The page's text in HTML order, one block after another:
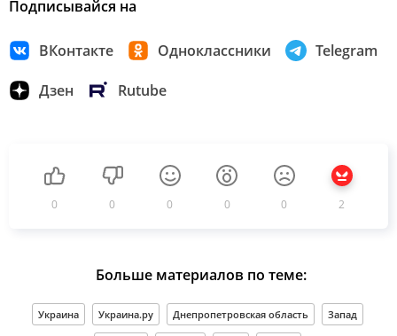
Подписывайся на
ВКонтакте Одноклассники Telegram
Дзен Rutube
0 0 0 0 0 2
Больше материалов по теме:
Украина Украина.ру Днепропетровская область Запад